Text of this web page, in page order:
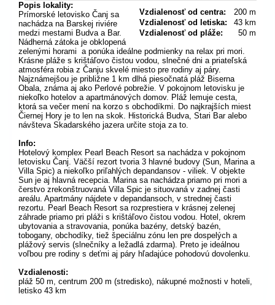
Vzdialenosť od centra:
200 m
Vzdialenosť od letiska:
43 km
Vzdialenosť od pláže:
50 m
Popis lokality:
Prímorské letovisko Čanj sa
nachádza na Barskej riviére
medzi mestami Budva a Bar.
Nádherná zátoka je obklopená
zelenými horami a ponúka ideálne podmienky na relax pri mori.
Krásne pláže s krištáľovo čistou vodou, slnečné dni a priateľská
atmosféra robia z Čanju skvelé miesto pre rodiny aj páry.
Najznámejšou je približne 1 km dlhá piesočnatá pláž Biserna
Obala, známa aj ako Perlové pobrežie. V pokojnom letovisku je
niekoľko hotelov a apartmánových domov. Pláž lemuje cesta,
ktorá sa večer mení na korzo s obchodíkmi. Do najkrajších miest
Čiernej Hory je to len na skok. Historická Budva, Stari Bar alebo
návšteva Skadarského jazera určite stoja za to.
Info:
Hotelový komplex Pearl Beach Resort sa nachádza v pokojnom
letovisku Čanj. Väčší rezort tvoria 3 hlavné budovy (Sun, Marina a
Villa Spic) a niekoľko priľahlých depandansov - viliek. V objekte
Sun je aj hlavná recepcia. Marina sa nachádza priamo pri mori a
čerstvo zrekonštruovaná Villa Spic je situovaná v zadnej časti
areálu. Apartmány nájdete v depandansoch, v strednej časti
rezortu. Pearl Beach Resort sa rozprestiera v krásnej zelenej
záhrade priamo pri pláži s krištáľovo čistou vodou. Hotel, okrem
ubytovania a stravovania, ponúka bazény, detský bazén,
tobogany, obchodíky, tiež špeciálnu zónu len pre dospelých a
plážový servis (slnečníky a ležadlá zdarma). Preto je ideálnou
voľbou pre rodiny s deťmi aj páry hľadajúce pohodovú dovolenku.
Vzdialenosti:
pláž 50 m, centrum 200 m (stredisko), nákupné možnosti v hoteli,
letisko 43 km